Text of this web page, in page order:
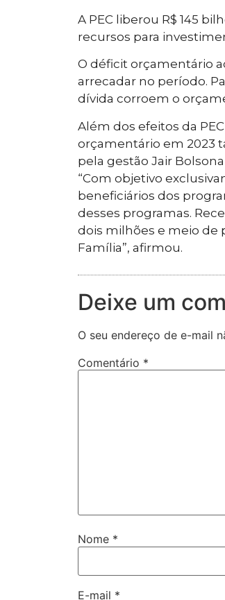
A PEC liberou R$ 145
recursos para
O déficit orçamentário
arrecadar no período.
dívida corroem o
Além dos efeitos da
orçamentário em 2023
pela gestão Jair
“Com objetivo
beneficiários dos
desses programas.
dois milhões e meio de
Família”, afirmou.
Deixe um
O seu endereço de e-mail
Comentário *
Nome *
E-mail *